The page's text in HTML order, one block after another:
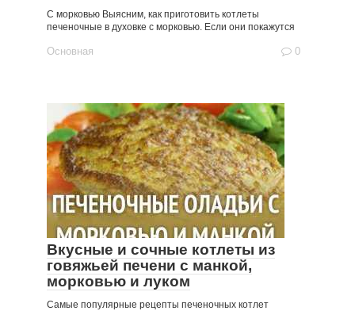
С морковью Выясним, как приготовить котлеты
печеночные в духовке с морковью. Если они покажутся
Основная 0
Вкусные и сочные котлеты из
говяжьей печени с манкой,
морковью и луком
Самые популярные рецепты печеночных котлет